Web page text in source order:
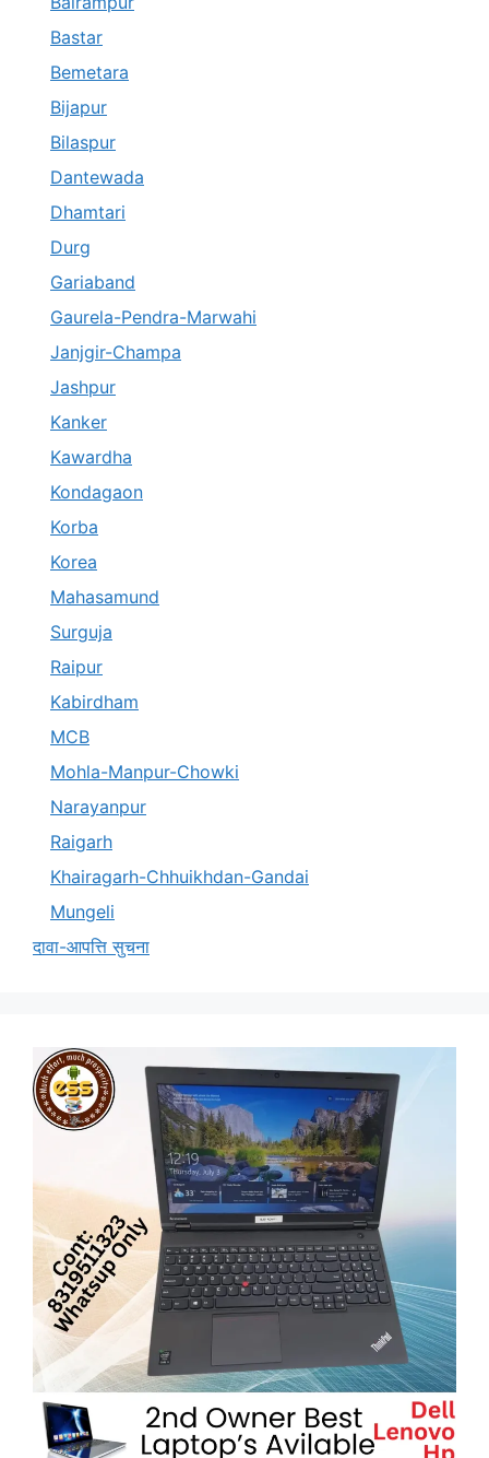
Bastar
Bemetara
Bijapur
Bilaspur
Dantewada
Dhamtari
Durg
Gariaband
Gaurela-Pendra-Marwahi
Janjgir-Champa
Jashpur
Kanker
Kawardha
Kondagaon
Korba
Korea
Mahasamund
Surguja
Raipur
Kabirdham
MCB
Mohla-Manpur-Chowki
Narayanpur
Raigarh
Khairagarh-Chhuikhdan-Gandai
Mungeli
दावा-आपत्ति सुचना